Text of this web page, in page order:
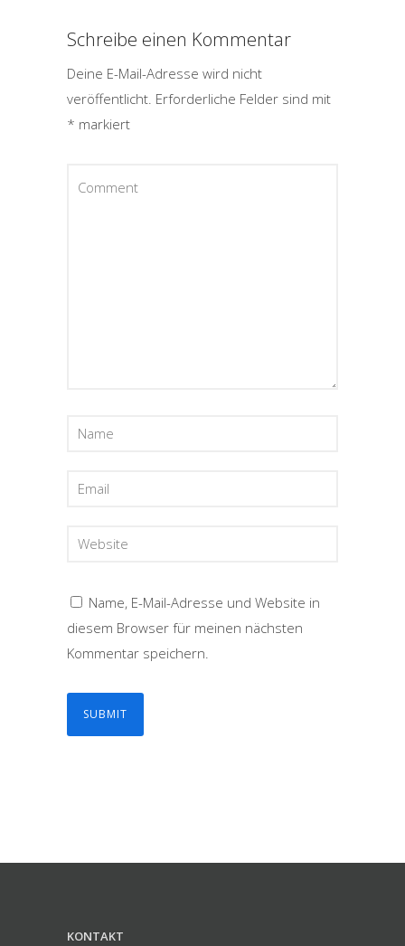
Schreibe einen Kommentar
Deine E-Mail-Adresse wird nicht
veröffentlicht. Erforderliche Felder sind mit
* markiert
Name, E-Mail-Adresse und Website in
diesem Browser für meinen nächsten
Kommentar speichern.
KONTAKT